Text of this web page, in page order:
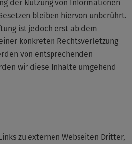
der Nutzung von Informationen
bleiben hiervon unberührt.
ist jedoch erst ab dem
konkreten Rechtsverletzung
von entsprechenden
wir diese Inhalte umgehend
zu externen Webseiten Dritter,